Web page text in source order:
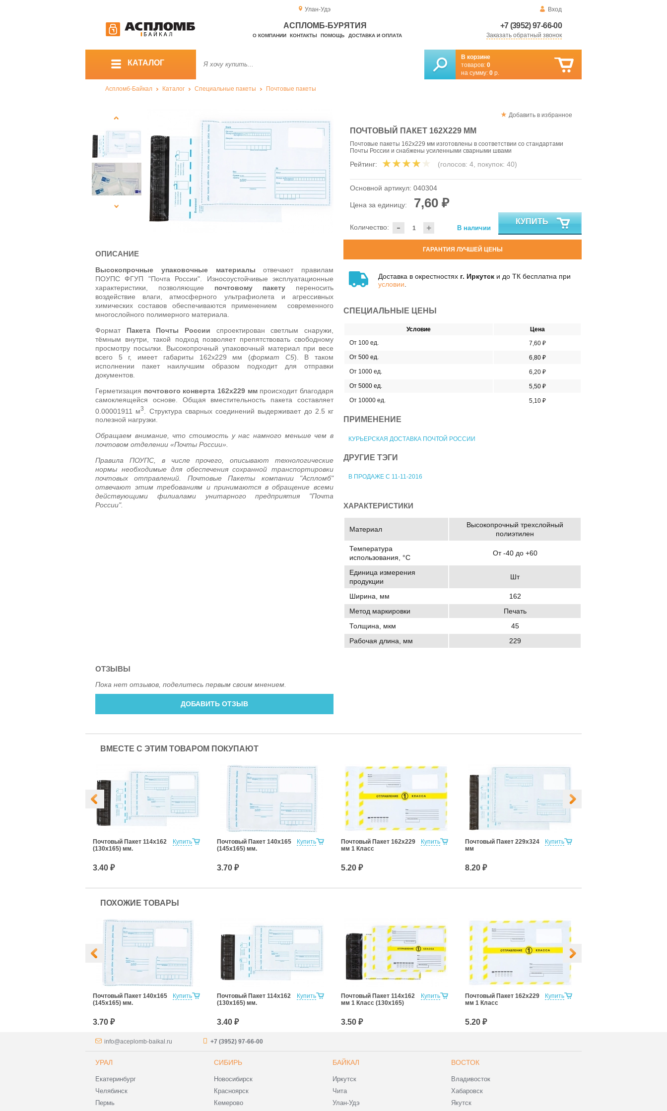
Улан-Удэ Вход
+7 (3952) 97-66-00
Заказать обратный звонок
АСПЛОМБ-БУРЯТИЯ
О КОМПАНИИ КОНТАКТЫ ПОМОЩЬ ДОСТАВКА И ОПЛАТА
КАТАЛОГ
В корзине
товаров: 0
на сумму: 0 р.
Аспломб-Байкал Каталог Специальные пакеты Почтовые пакеты
Добавить в избранное
ПОЧТОВЫЙ ПАКЕТ 162Х229 ММ
Почтовые пакеты 162х229 мм изготовлены в соответствии со стандартами
Почты России и снабжены усиленными сварными швами
Рейтинг: (голосов: 4, покупок: 40)
Основной артикул: 040304
Цена за единицу: 7,60 ₽
- +
Количество: В наличии
КУПИТЬ
ГАРАНТИЯ ЛУЧШЕЙ ЦЕНЫ
Доставка в окрестностях г. Иркутск и до ТК бесплатна при
условии
СПЕЦИАЛЬНЫЕ ЦЕНЫ
Условие
Цена
От 100 ед.
7,60 ₽
От 500 ед.
6,80 ₽
От 1000 ед.
6,20 ₽
От 5000 ед.
5,50 ₽
От 10000 ед.
5,10 ₽
ПРИМЕНЕНИЕ
КУРЬЕРСКАЯ ДОСТАВКА ПОЧТОЙ РОССИИ
ДРУГИЕ ТЭГИ
В ПРОДАЖЕ С 11-11-2016
ОПИСАНИЕ
Высокопрочные упаковочные материалы отвечают правилам
ПОУПС ФГУП "Почта России". Износоустойчивые эксплуатационные
характеристики, позволяющие почтовому пакету переносить
воздействие влаги, атмосферного ультрафиолета и агрессивных
химических составов обеспечиваются применением современного
многослойного полимерного материала.
Формат Пакета Почты России спроектирован светлым снаружи,
тёмным внутри, такой подход позволяет препятствовать свободному
просмотру посылки. Высокопрочный упаковочный материал при весе
всего 5 г, имеет габариты 162х229 мм (формат С5). В таком
исполнении пакет наилучшим образом подходит для отправки
документов.
Герметизация почтового конверта 162х229 ммпроисходит благодаря
самоклеящейся основе. Общая вместительность пакета составляет
0.00001911 м3
. Структура сварных соединений выдерживает до 2.5 кг
полезной нагрузки.
Обращаем внимание, что стоимость у нас намного меньше чем в
почтовом отделении «Почты России».
Правила ПОУПС, в числе прочего, описывают технологические
нормы необходимые для обеспечения сохранной транспортировки
почтовых отправлений. Почтовые Пакеты компании "Аспломб"
отвечают этим требованиям и принимаются в обращение всеми
действующими филиалами унитарного предприятия "Почта
России".
ХАРАКТЕРИСТИКИ
Материал
Высокопрочный трехслойный
полиэтилен
Температура
использования, °C
От -40 до +60
Единица измерения
продукции
Шт
Ширина, мм
162
Метод маркировки
Печать
Толщина, мкм
45
Рабочая длина, мм
229
ОТЗЫВЫ
Пока нет отзывов, поделитесь первым своим мнением.
ДОБАВИТЬ ОТЗЫВ
ВМЕСТЕ С ЭТИМ ТОВАРОМ ПОКУПАЮТ
Купить
Почтовый Пакет 114х162
(130х165) мм.
3.40 ₽
Купить
Почтовый Пакет 140х165
(145х165) мм.
3.70 ₽
Купить
Почтовый Пакет 162х229
мм 1 Класс
5.20 ₽
Купить
Почтовый Пакет 229х324
мм
8.20 ₽
ПОХОЖИЕ ТОВАРЫ
Купить
Почтовый Пакет 140х165
(145х165) мм.
3.70 ₽
Купить
Почтовый Пакет 114х162
(130х165) мм.
3.40 ₽
Купить
Почтовый Пакет 114х162
мм 1 Класс (130х165)
3.50 ₽
Купить
Почтовый Пакет 162х229
мм 1 Класс
5.20 ₽
info@aceplomb-baikal.ru +7 (3952) 97-66-00
УРАЛ
Екатеринбург
Челябинск
Пермь
СИБИРЬ
Новосибирск
Красноярск
Кемерово
БАЙКАЛ
Иркутск
Чита
Улан-Удэ
ВОСТОК
Владивосток
Хабаровск
Якутск